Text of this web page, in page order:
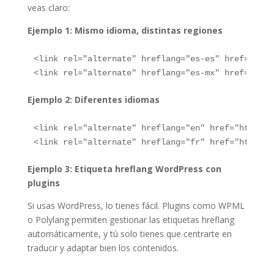
veas claro:
Ejemplo 1: Mismo idioma, distintas regiones
<link rel="alternate" hreflang="es-es"
<link rel="alternate" hreflang="es-mx"
Ejemplo 2: Diferentes idiomas
<link rel="alternate" hreflang="en"
<link rel="alternate" hreflang="fr"
Ejemplo 3: Etiqueta hreflang WordPress con
plugins
Si usas WordPress, lo tienes fácil. Plugins como WPML
o Polylang permiten gestionar las etiquetas hreflang
automáticamente, y tú solo tienes que centrarte en
traducir y adaptar bien los contenidos.